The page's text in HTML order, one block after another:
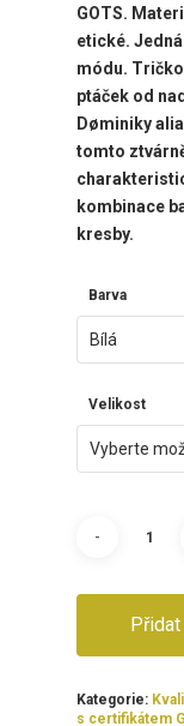
GOTS.
etické.
módu.
ptáček od
Døminiky
tomto
kombinace
kresby.
Barva
Bílá
Velikost
Vyberte
Kategorie:
s certifikátem